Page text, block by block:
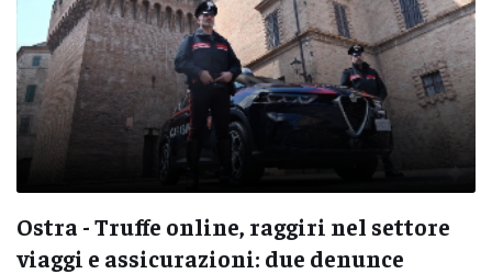
Ostra - Truffe online, raggiri nel settore
viaggi e assicurazioni: due denunce